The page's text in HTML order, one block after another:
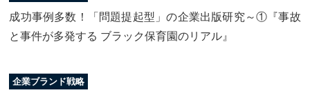
成功事例多数！「問題提起型」の企業出版研究～①『事故
と事件が多発する ブラック保育園のリアル』
企業ブランド戦略